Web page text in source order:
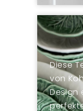
Diese
von
Design